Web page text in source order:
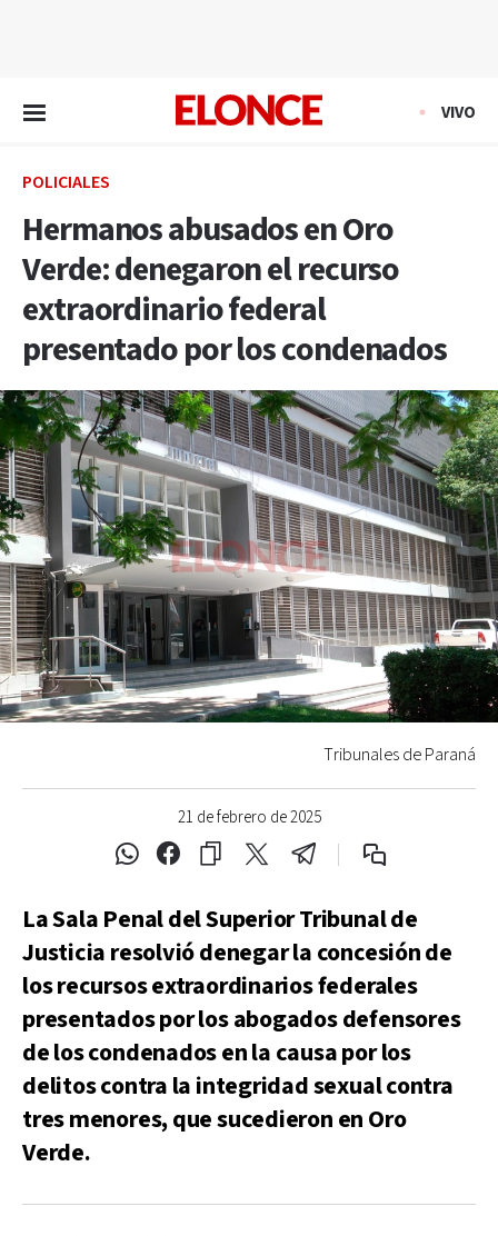
VIVO
POLICIALES
Hermanos abusados en Oro
Verde: denegaron el recurso
extraordinario federal
presentado por los condenados
21 de febrero de 2025
Tribunales de Paraná
La Sala Penal del Superior Tribunal de
Justicia resolvió denegar la concesión de
los recursos extraordinarios federales
presentados por los abogados defensores
de los condenados en la causa por los
delitos contra la integridad sexual contra
tres menores, que sucedieron en Oro
Verde.